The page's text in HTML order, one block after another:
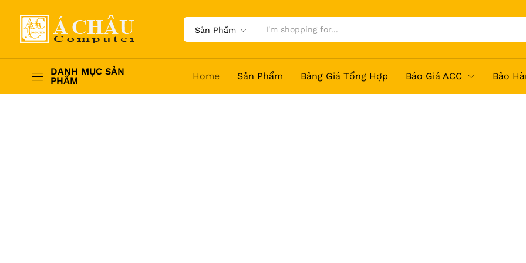
Sản Phẩm
DANH MỤC SẢN
PHẨM
Home Sản Phẩm Bảng Giá Tổng Hợp Báo Giá ACC Bảo